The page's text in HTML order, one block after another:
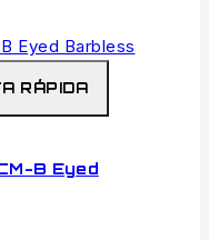
RÁPIDA
B Eyed